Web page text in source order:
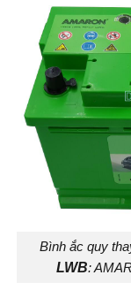
Bình ắc quy
LWB: